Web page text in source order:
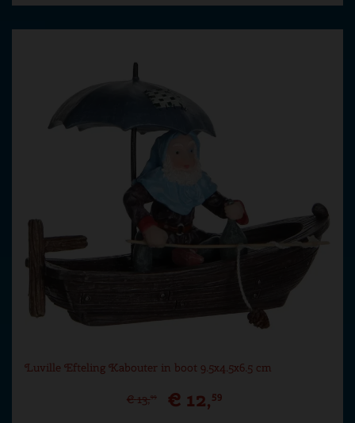
Luville Efteling Kabouter in boot 9.5x4.5x6.5 cm
€ 13,99 € 12,59